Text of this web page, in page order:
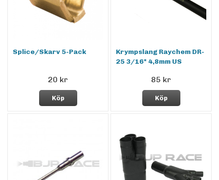
Splice/Skarv 5-Pack
20 kr
Köp
Krympslang Raychem DR-
25 3/16" 4,8mm US
85 kr
Köp